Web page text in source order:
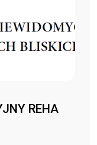
REHA